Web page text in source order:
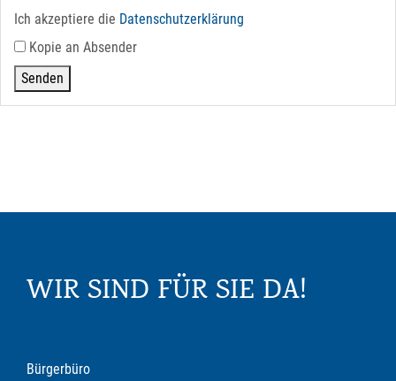
Ich akzeptiere die Datenschutz­erklärung
Kopie an Absender
WIR SIND FÜR SIE DA!
Bürgerbüro